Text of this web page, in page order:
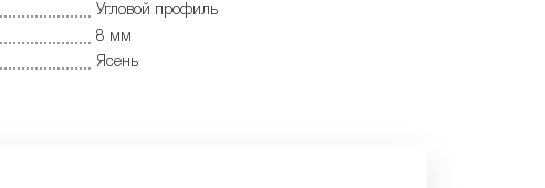
Угловой профиль
8 мм
Ясень